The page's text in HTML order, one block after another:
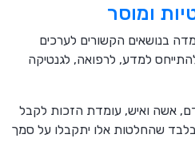
ומוסר
בנושאים הקשורים לערכים
למדע, לרפואה, לגנטיקה
אשה ואיש, עומדת הזכות לקבל
שהחלטות אלו יתקבלו על סמך